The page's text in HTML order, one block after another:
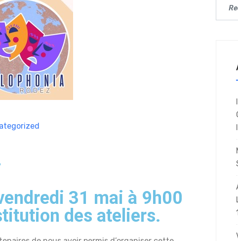
31 mai à 9h00
des ateliers.